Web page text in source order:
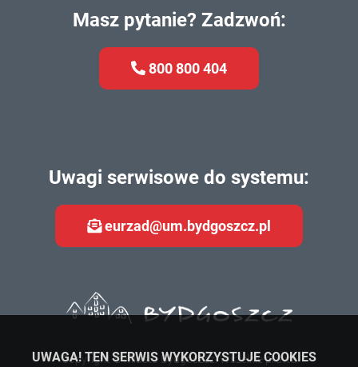
Masz pytanie? Zadzwoń:
800 800 404
Uwagi serwisowe do systemu:
eurzad@um.bydgoszcz.pl
Copyright © Miasto Bydgoszcz. Wszelkie prawa
UWAGA! TEN SERWIS WYKORZYSTUJE COOKIES